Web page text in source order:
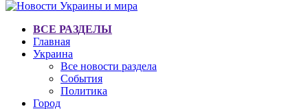
ВСЕ РАЗДЕЛЫ
Главная
Украина
Все новости раздела
События
Политика
Город